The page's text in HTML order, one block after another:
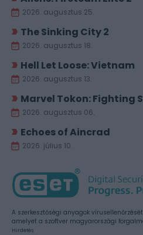
2026. augusztus 25.
The Sinking City 2
2026. augusztus 18.
Hell Let Loose: Vietnam
2026. augusztus 13.
Marvel Tokon: Fighting
2026. augusztus 06.
Echoes of Aincrad
2026. július 10.
A szerkesztőségi anyagok
amelyet a szoftver magyarországi
Hirdetés